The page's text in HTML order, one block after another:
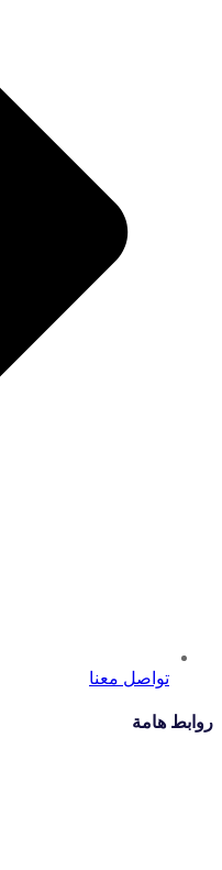
تواصل معنا
روابط هامة